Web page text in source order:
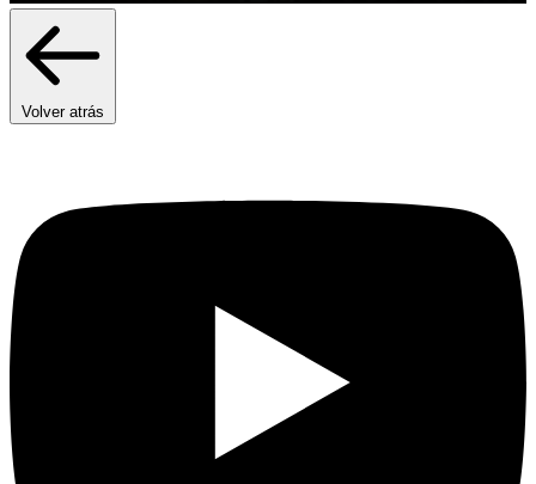
Volver atrás